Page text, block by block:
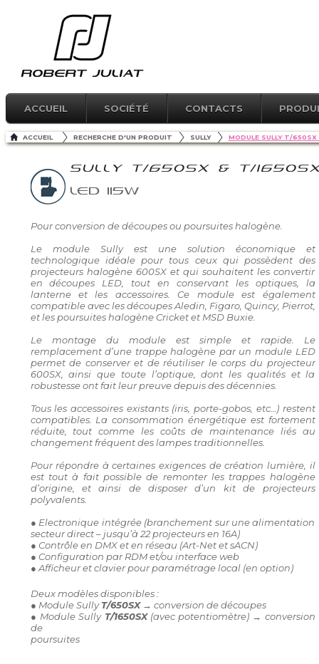
ACCUEIL SOCIÉTÉ CONTACTS
ACCUEIL RECHERCHE D'UN PRODUIT SULLY MODULE SULLY T/
SULLY T/650SX & T/
LED 115W
Pour conversion de découpes ou poursuites halogène.
Le module Sully est une solution économique et
technologique idéale pour tous ceux qui possèdent des
projecteurs halogène 600SX et qui souhaitent les convertir
en découpes LED, tout en conservant les optiques, la
lanterne et les accessoires. Ce module est également
compatible avec les découpes Aledin, Figaro, Quincy, Pierrot,
et les poursuites halogène Cricket et MSD Buxie.
Le montage du module est simple et rapide. Le
remplacement d’une trappe halogène par un module LED
permet de conserver et de réutiliser le corps du projecteur
600SX, ainsi que toute l’optique, dont les qualités et la
robustesse ont fait leur preuve depuis des décennies.
Tous les accessoires existants (iris, porte-gobos, etc…) restent
compatibles. La consommation énergétique est fortement
réduite, tout comme les coûts de maintenance liés au
changement fréquent des lampes traditionnelles.
Pour répondre à certaines exigences de création lumière, il
est tout à fait possible de remonter les trappes halogène
d’origine, et ainsi de disposer d’un kit de projecteurs
polyvalents.
● Electronique intégrée (branchement sur une alimentation
secteur direct – jusqu’à 22 projecteurs en 16A)
● Contrôle en DMX et en réseau (Art-Net et sACN)
● Configuration par RDM et/ou interface web
● Afficheur et clavier pour paramétrage local (en option)
Deux modèles disponibles :
● Module SullyT/650SX→ conversion de découpes
● Module Sully T/1650SX(avec potentiomètre) → conversion
de
poursuites